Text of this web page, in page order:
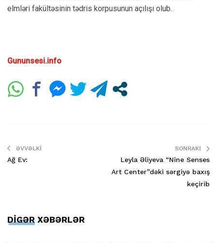
elmləri fakültəsinin tədris korpusunun açılışı olub.
Gununsesi.info
ƏVVƏLKI
Ağ Ev:
SONRAKI
Leyla Əliyeva “Nine Senses
Art Center”dəki sərgiyə baxış
keçirib
DİGƏR XƏBƏRLƏR